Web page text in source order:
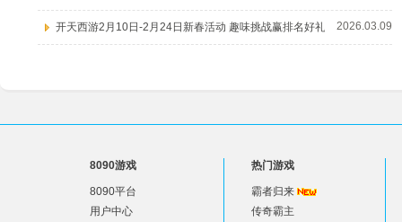
开天西游2月10日-2月24日新春活动 趣味挑战赢排名好礼 2026.03.09
8090游戏
8090平台
用户中心
热门游戏
霸者归来
传奇霸主